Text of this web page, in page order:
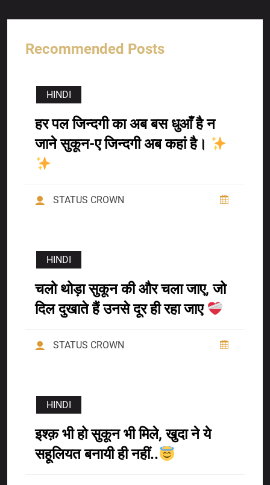
Recommended Posts
HINDI
हर पल जिन्दगी का अब बस धुआँ है न
जाने सुकून-ए जिन्दगी अब कहां है।
STATUS CROWN
HINDI
चलो थोड़ा सुकून की और चला जाए, जो
दिल दुखाते हैं उनसे दूर ही रहा जाए
STATUS CROWN
HINDI
इश्क़ भी हो सुकून भी मिले, खुदा ने ये
सहूलियत बनायी ही नहीं..